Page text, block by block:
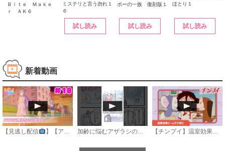
Ｂｉｔｅ Ｍａｋｅ
ｒ ＡＫ６
ミステリと言う勿れ１
６
試し読み
ポーの一族 復刻版１
試し読み
ほとり１
試し読み
新着動画
【見逃し配信 】【アニメ】『おねがいアイプリ』第１８話：エマには見えちゃいました 加齢に悩むアザラシの話 #のざらしちゃん #漫画 #サンデーうぇぶり 【チンプイ】温室効果ビームで大切に《公式》